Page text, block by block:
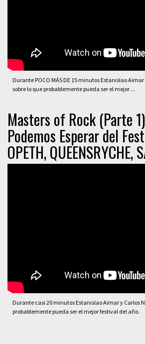
Durante POCO MÁS DE 15 minutos Estanislao
sobre lo que probablemente pueda ser el mejor ...
Masters of Rock (Parte
Podemos Esperar del
OPETH, QUEENSRYCHE,
Durante casi 20 minutos Estanislao Aimar y Carlos
probablemente pueda ser el mejor festival del año.